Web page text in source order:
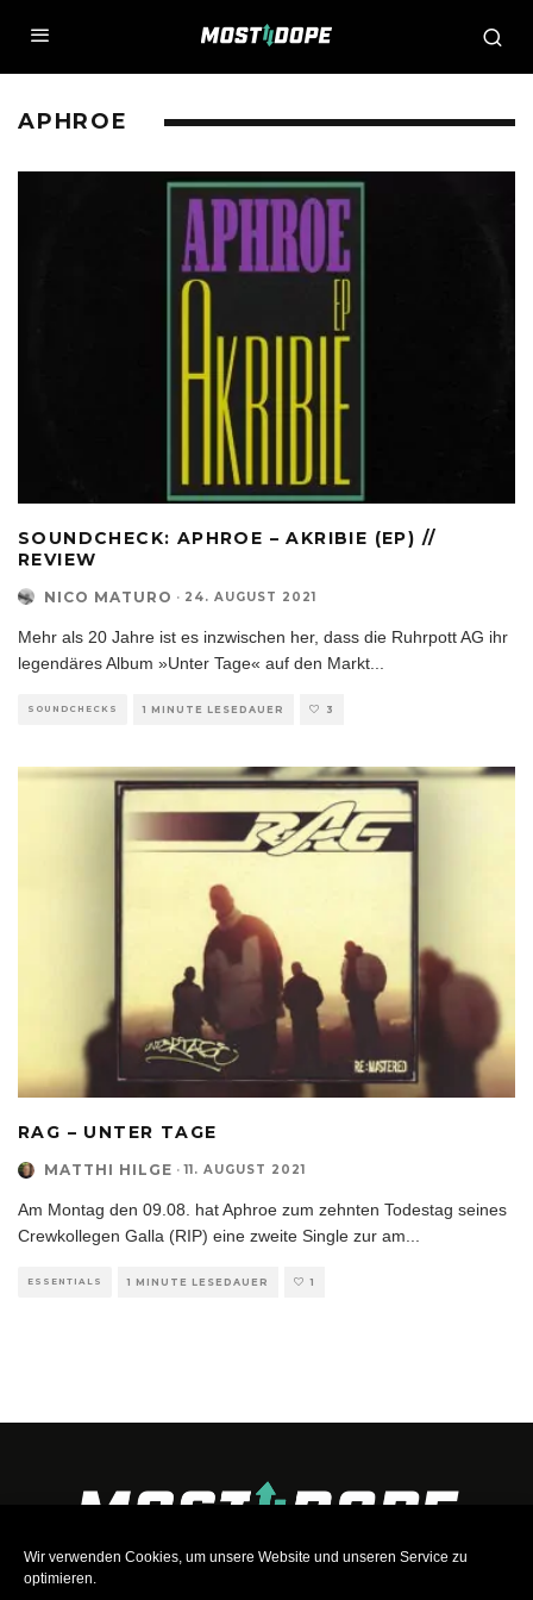
Wir verwenden Cookies, um unsere Website und unseren Service zu
optimieren.
APHROE
SOUNDCHECK: APHROE – AKRIBIE (EP) //
REVIEW
NICO MATURO · 24. AUGUST 2021
Mehr als 20 Jahre ist es inzwischen her, dass die Ruhrpott AG ihr
legendäres Album »Unter Tage« auf den Markt
SOUNDCHECKS 1 MINUTE LESEDAUER 3
RAG – UNTER TAGE
MATTHI HILGE · 11. AUGUST 2021
Am Montag den 09.08. hat Aphroe zum zehnten Todestag seines
Crewkollegen Galla (RIP) eine zweite Single zur am...
ESSENTIALS 1 MINUTE LESEDAUER 1